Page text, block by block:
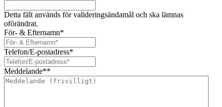
Detta fält används för valideringsändamål och ska lämnas
oförändrat.
För- & Efternamn*
Telefon/E-postadress*
Meddelande**